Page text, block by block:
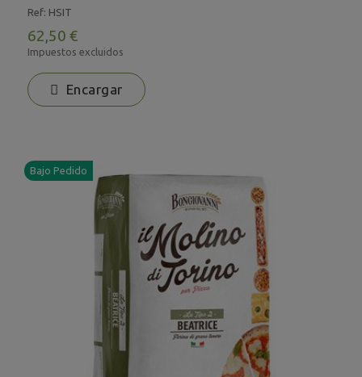
Ref: HSIT
62,50 €
Impuestos excluidos
Encargar
Bajo Pedido